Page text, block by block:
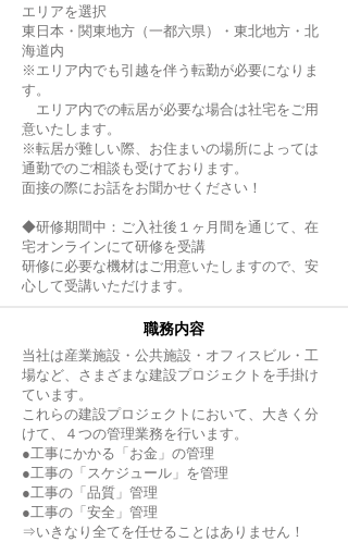
エリアを選択
東日本・関東地方（一都六県）・東北地方・北
海道内
※エリア内でも引越を伴う転勤が必要になりま
す。
エリア内での転居が必要な場合は社宅をご用
意いたします。
※転居が難しい際、お住まいの場所によっては
通勤でのご相談も受けております。
面接の際にお話をお聞かせください！
◆研修期間中：ご入社後１ヶ月間を通じて、在
宅オンラインにて研修を受講
研修に必要な機材はご用意いたしますので、安
心して受講いただけます。
職務内容
当社は産業施設・公共施設・オフィスビル・工
場など、さまざまな建設プロジェクトを手掛け
ています。
これらの建設プロジェクトにおいて、大きく分
けて、４つの管理業務を行います。
●工事にかかる「お金」の管理
●工事の「スケジュール」を管理
●工事の「品質」管理
●工事の「安全」管理
⇒いきなり全てを任せることはありません！